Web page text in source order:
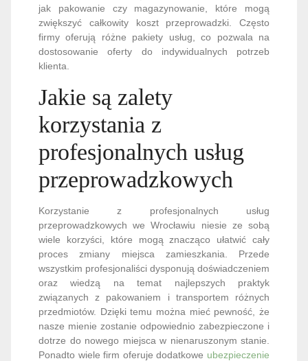
jak pakowanie czy magazynowanie, które mogą
zwiększyć całkowity koszt przeprowadzki. Często
firmy oferują różne pakiety usług, co pozwala na
dostosowanie oferty do indywidualnych potrzeb
klienta.
Jakie są zalety
korzystania z
profesjonalnych usług
przeprowadzkowych
Korzystanie z profesjonalnych usług
przeprowadzkowych we Wrocławiu niesie ze sobą
wiele korzyści, które mogą znacząco ułatwić cały
proces zmiany miejsca zamieszkania. Przede
wszystkim profesjonaliści dysponują doświadczeniem
oraz wiedzą na temat najlepszych praktyk
związanych z pakowaniem i transportem różnych
przedmiotów. Dzięki temu można mieć pewność, że
nasze mienie zostanie odpowiednio zabezpieczone i
dotrze do nowego miejsca w nienaruszonym stanie.
Ponadto wiele firm oferuje dodatkowe ubezpieczenie